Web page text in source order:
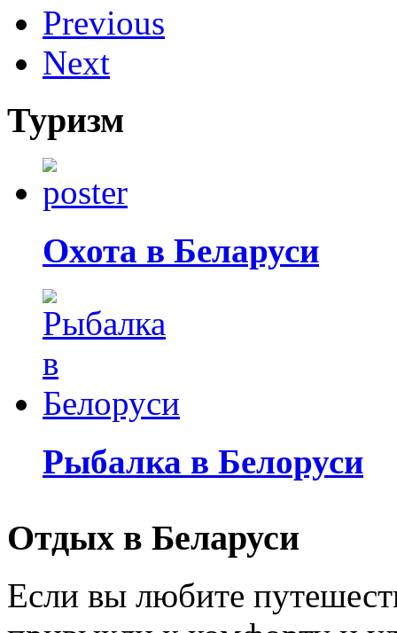
Previous
Next
Туризм
Охота в Беларуси
Рыбалка в Белоруси
Отдых в Беларуси
Если вы любите